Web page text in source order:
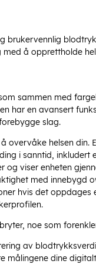
brukervennlig
å opprettholde
sammen med
har en avansert
slag.
overvåke helsen din.
i sanntid, inkludert
og viser enheten
med innebygd
hvis det oppdages
noe som
av
målingene dine